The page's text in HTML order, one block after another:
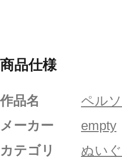
商品仕様
作品名
ペル
メーカー
empty
カテゴリ
ぬい